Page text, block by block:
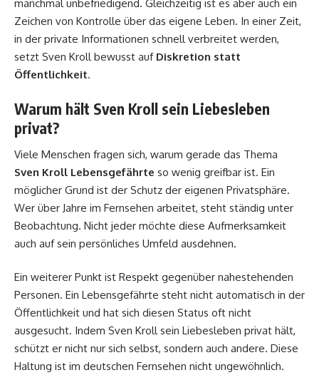
manchmal unbefriedigend. Gleichzeitig ist es aber auch ein
Zeichen von Kontrolle über das eigene Leben. In einer Zeit,
in der private Informationen schnell verbreitet werden,
setzt Sven Kroll bewusst auf Diskretion statt
Öffentlichkeit.
Warum hält Sven Kroll sein Liebesleben
privat?
Viele Menschen fragen sich, warum gerade das Thema
Sven Kroll Lebensgefährte so wenig greifbar ist. Ein
möglicher Grund ist der Schutz der eigenen Privatsphäre.
Wer über Jahre im Fernsehen arbeitet, steht ständig unter
Beobachtung. Nicht jeder möchte diese Aufmerksamkeit
auch auf sein persönliches Umfeld ausdehnen.
Ein weiterer Punkt ist Respekt gegenüber nahestehenden
Personen. Ein Lebensgefährte steht nicht automatisch in der
Öffentlichkeit und hat sich diesen Status oft nicht
ausgesucht. Indem Sven Kroll sein Liebesleben privat hält,
schützt er nicht nur sich selbst, sondern auch andere. Diese
Haltung ist im deutschen Fernsehen nicht ungewöhnlich.